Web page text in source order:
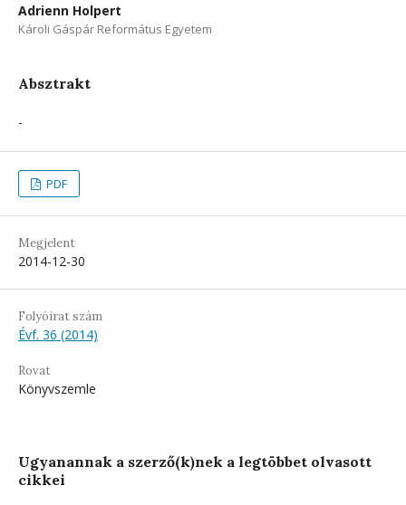
Adrienn Holpert
Károli Gáspár Református Egyetem
Absztrakt
-
PDF
Megjelent
2014-12-30
Folyóirat szám
Évf. 36 (2014)
Rovat
Könyvszemle
Ugyanannak a szerző(k)nek a legtöbbet olvasott
cikkei